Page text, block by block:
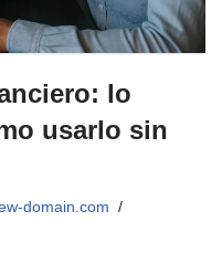
lo
usarlo sin
domain.com